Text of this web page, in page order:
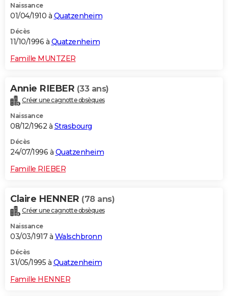
Naissance
01/04/1910 à Quatzenheim
Décès
11/10/1996 à Quatzenheim
Famille MUNTZER
Annie RIEBER (33 ans)
Créer une cagnotte obsèques
Naissance
08/12/1962 à Strasbourg
Décès
24/07/1996 à Quatzenheim
Famille RIEBER
Claire HENNER (78 ans)
Créer une cagnotte obsèques
Naissance
03/03/1917 à Walschbronn
Décès
31/05/1995 à Quatzenheim
Famille HENNER